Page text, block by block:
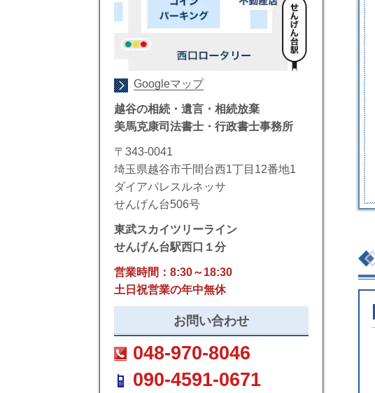
Googleマップ
越谷の相続・遺言・相続放棄
美馬克康司法書士・行政書士事務所
〒343-0041
埼玉県越谷市千間台西1丁目12番地1
ダイアパレスルネッサ
せんげん台506号
東武スカイツリーライン
せんげん台駅西口１分
営業時間：8:30～18:30
土日祝営業の年中無休
お問い合わせ
048-970-8046
090-4591-0671